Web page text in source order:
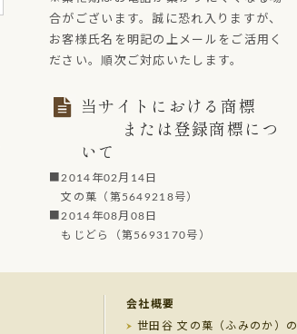
合がございます。誠に恐れ入りますが、
お客様氏名を明記の上メールをご活用く
ださい。順次ご対応いたします。
当サイトにおける商標
または登録商標につ
いて
■2014年02月14日
文の菓（第5649218号）
■2014年08月08日
もじどら（第5693170号）
会社概要
世田谷 文の菓（ふみのか）の